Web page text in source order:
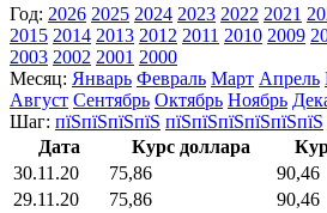
Год: 2026 2025 2024 2023 2022 2021
2015 2014 2013 2012 2011 2010 2009
2003 2002 2001 2000
Месяц: Январь Февраль Март Апрель
Август Сентябрь Октябрь Ноябрь
Шаг: пїЅпїЅпїЅпїЅ пїЅпїЅпїЅпїЅпїЅпїЅ
Дата
Курс доллара
30.11.20
75,86
90,46
29.11.20
75,86
90,46